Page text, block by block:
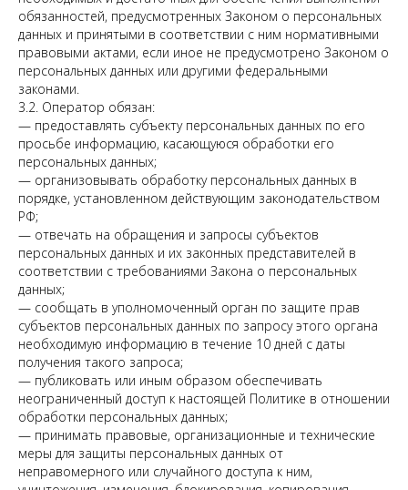
обязанностей, предусмотренных Законом о персональных
данных и принятыми в соответствии с ним нормативными
правовыми актами, если иное не предусмотрено Законом о
персональных данных или другими федеральными
законами.
3.2. Оператор обязан:
— предоставлять субъекту персональных данных по его
просьбе информацию, касающуюся обработки его
персональных данных;
— организовывать обработку персональных данных в
порядке, установленном действующим законодательством
РФ;
— отвечать на обращения и запросы субъектов
персональных данных и их законных представителей в
соответствии с требованиями Закона о персональных
данных;
— сообщать в уполномоченный орган по защите прав
субъектов персональных данных по запросу этого органа
необходимую информацию в течение 10 дней с даты
получения такого запроса;
— публиковать или иным образом обеспечивать
неограниченный доступ к настоящей Политике в отношении
обработки персональных данных;
— принимать правовые, организационные и технические
меры для защиты персональных данных от
неправомерного или случайного доступа к ним,